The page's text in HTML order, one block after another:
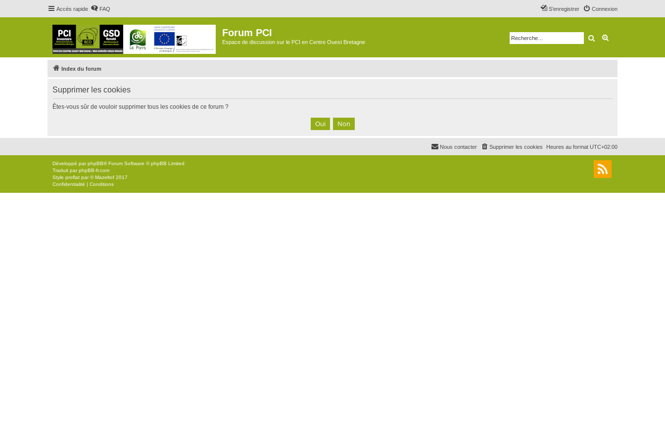
Accès rapide FAQ Connexion
S’enregistrer
Forum PCI
Espace de discussion sur le PCI en Centre Ouest Bretagne Rechercher
Index du forum
Supprimer les cookies
Êtes-vous sûr de vouloir supprimer tous les cookies de ce forum ?
Heures au format UTC+02:00
Supprimer les cookies
Nous contacter
Développé parphpBB® Forum Software © phpBB Limited
Traduit parphpBB-fr.com
Style proflat par ©Mazeltof 2017
Confidentialité | Conditions